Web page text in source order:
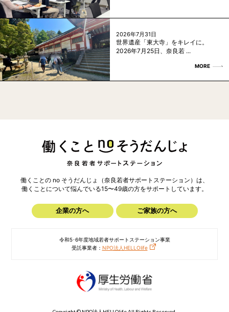
2026年7月31日
世界遺産「東大寺」をキレイに。
2026年7月25日、奈良若 ...
MORE
働くことの no そうだんじょ（奈良若者サポートステーション）は、
働くことについて悩んでいる15〜49歳の方をサポートしています。
企業の方へ ご家族の方へ
令和5･6年度地域若者サポートステーション事業
受託事業者： NPO法人HELLOlife